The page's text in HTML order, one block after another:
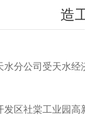
造
分公司受天水经
区社棠工业园高